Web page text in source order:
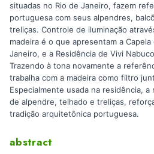
situadas no Rio de Janeiro, fazem
portuguesa com seus alpendres,
treliças. Controle de iluminação
madeira é o que apresentam a
Janeiro, e a Residência de Vivi
Trazendo à tona novamente a
trabalha com a madeira como filtro
Especialmente usada na residência,
de alpendre, telhado e treliças,
tradição arquitetônica portuguesa.
abstract